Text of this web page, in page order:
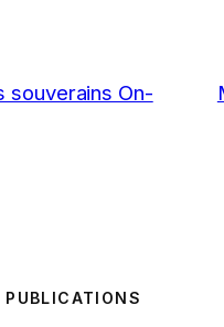
souverains On-
PUBLICATIONS